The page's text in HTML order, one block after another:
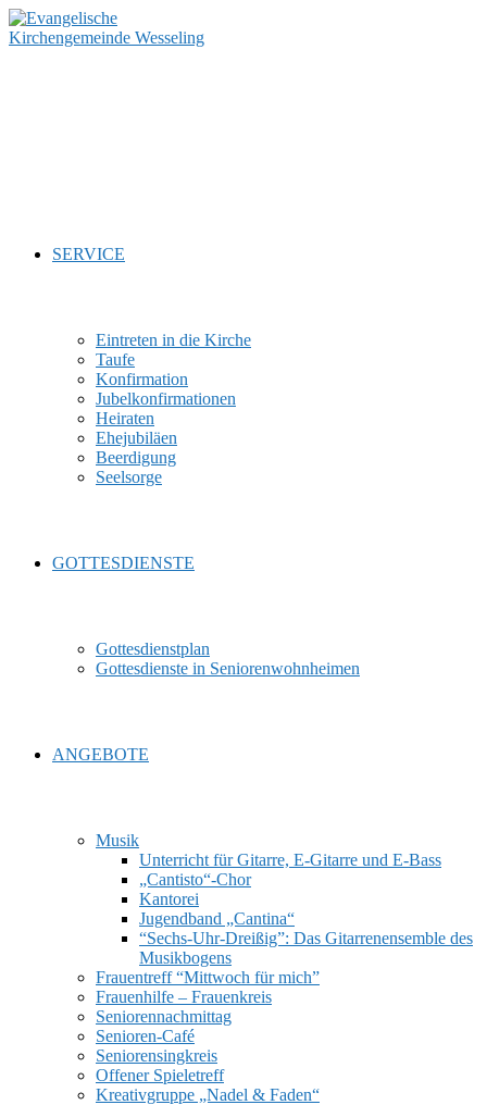
Zum
Inhalt
SERVICE
Eintreten in die Kirche
Taufe
Konfirmation
Jubelkonfirmationen
Heiraten
Ehejubiläen
Beerdigung
Seelsorge
GOTTESDIENSTE
Gottesdienstplan
Gottesdienste in Seniorenwohnheimen
ANGEBOTE
Musik
Unterricht für Gitarre, E‑Gitarre und E‑Bass
„Cantisto“-Chor
Kantorei
Jugendband „Cantina“
“Sechs-Uhr-Dreißig”: Das Gitarrenensemble des
Musikbogens
Frauentreff “Mittwoch für mich”
Frauenhilfe – Frauenkreis
Seniorennachmittag
Senioren-Café
Seniorensingkreis
Offener Spieletreff
Kreativgruppe „Nadel & Faden“